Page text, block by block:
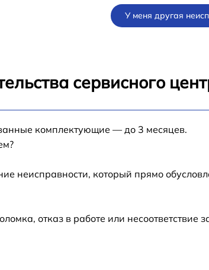
У меня другая
сервисного
комплектующие — до 3 месяцев.
неисправности, который прямо
отказ в работе или